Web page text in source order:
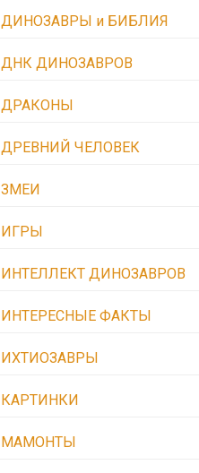
ДИНОЗАВРЫ и БИБЛИЯ
ДНК ДИНОЗАВРОВ
ДРАКОНЫ
ДРЕВНИЙ ЧЕЛОВЕК
ЗМЕИ
ИГРЫ
ИНТЕЛЛЕКТ ДИНОЗАВРОВ
ИНТЕРЕСНЫЕ ФАКТЫ
ИХТИОЗАВРЫ
КАРТИНКИ
МАМОНТЫ